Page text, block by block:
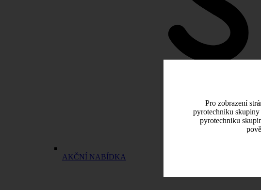
AKČNÍ NABÍDKA
Pro zobrazení
pyrotechniku
pyrotechniku